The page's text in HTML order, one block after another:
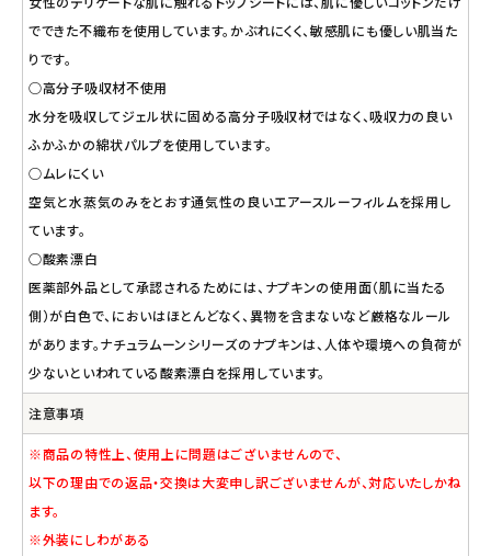
でできた不織布を使用しています。かぶれにくく、敏感肌にも優しい肌当た
りです。
○高分子吸収材不使用
水分を吸収してジェル状に固める高分子吸収材ではなく、吸収力の良い
ふかふかの綿状パルプを使用しています。
○ムレにくい
空気と水蒸気のみをとおす通気性の良いエアースルーフィルムを採用し
ています。
○酸素漂白
医薬部外品として承認されるためには、ナプキンの使用面（肌に当たる
側）が白色で、においはほとんどなく、異物を含まないなど厳格なルール
があります。ナチュラムーンシリーズのナプキンは、人体や環境への負荷が
少ないといわれている酸素漂白を採用しています。
注意事項
※商品の特性上、使用上に問題はございませんので、
以下の理由での返品・交換は大変申し訳ございませんが、対応いたしかね
ます。
※外装にしわがある